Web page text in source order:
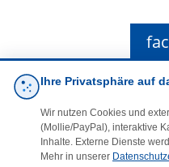
Ihre Privatsphäre auf
Wir nutzen Cookies und
(Mollie/PayPal), interaktive
Inhalte. Externe Dienste
Mehr in unserer